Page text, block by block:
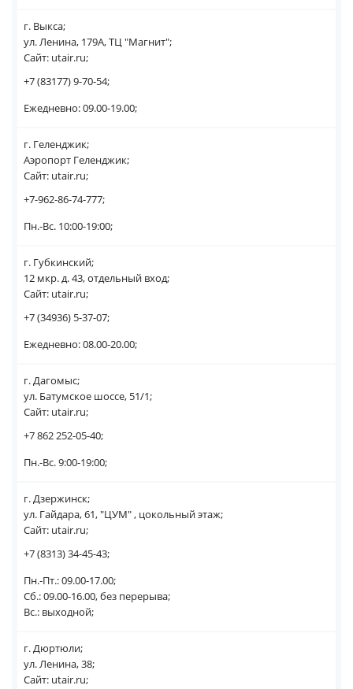
г. Выкса;
ул. Ленина, 179А, ТЦ "Магнит";
Сайт: utair.ru;
+7 (83177) 9-70-54;
Ежедневно: 09.00-19.00;
г. Геленджик;
Аэропорт Геленджик;
Сайт: utair.ru;
+7-962-86-74-777;
Пн.-Вс. 10:00-19:00;
г. Губкинский;
12 мкр. д. 43, отдельный вход;
Сайт: utair.ru;
+7 (34936) 5-37-07;
Ежедневно: 08.00-20.00;
г. Дагомыс;
ул. Батумское шоссе, 51/1;
Сайт: utair.ru;
+7 862 252-05-40;
Пн.-Вс. 9:00-19:00;
г. Дзержинск;
ул. Гайдара, 61, "ЦУМ" , цокольный этаж;
Сайт: utair.ru;
+7 (8313) 34-45-43;
Пн.-Пт.: 09.00-17.00;
Сб.: 09.00-16.00, без перерыва;
Вс.: выходной;
г. Дюртюли;
ул. Ленина, 38;
Сайт: utair.ru;